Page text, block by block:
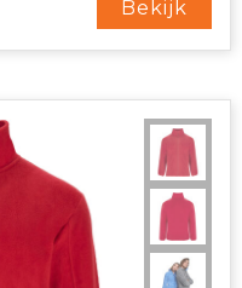
Bekijk